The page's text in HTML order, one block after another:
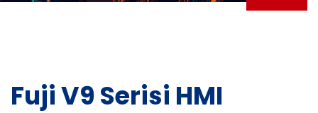
Fuji V9 Serisi HMI